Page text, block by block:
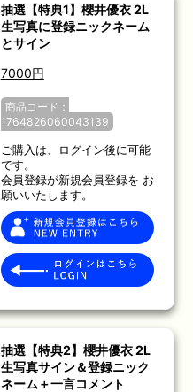
抽選【特典1】櫻井優衣 2L
生写真に登録ニックネーム
とサイン
7000円
商品コード：
1764826060043139
ご購入は、ログイン後に可能
です。
会員登録が新規会員登録を お
願いいたします。
抽選【特典2】櫻井優衣 2L
生写真サイン＆登録ニック
ネーム＋一言コメント